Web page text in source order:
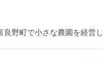
良野町で小さな農園を経営